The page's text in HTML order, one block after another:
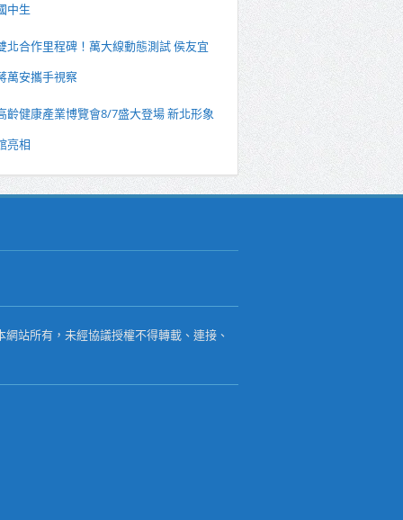
中生
北合作里程碑！萬大線動態測試 侯友宜
萬安攜手視察
齡健康產業博覽會8/7盛大登場 新北形象
亮相
站所有，未經協議授權不得轉載、連接、